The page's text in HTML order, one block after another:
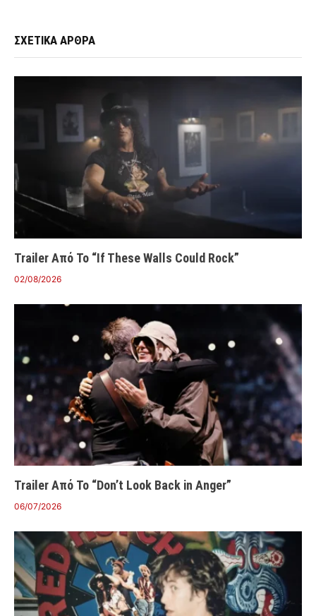
ΣΧΕΤΙΚΑ ΑΡΘΡΑ
Trailer Από Το “If These Walls Could Rock”
02/08/2026
Trailer Από Το “Don’t Look Back in Anger”
06/07/2026